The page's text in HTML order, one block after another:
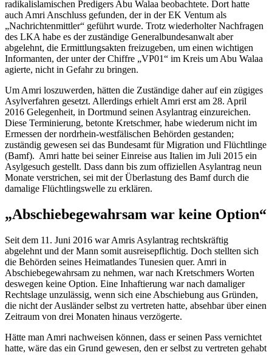
radikalislamischen Predigers Abu Walaa beobachtete. Dort hatte
auch Amri Anschluss gefunden, der in der EK Ventum als
„Nachrichtenmittler“ geführt wurde. Trotz wiederholter Nachfragen
des LKA habe es der zuständige Generalbundesanwalt aber
abgelehnt, die Ermittlungsakten freizugeben, um einen wichtigen
Informanten, der unter der Chiffre „VP01“ im Kreis um Abu Walaa
agierte, nicht in Gefahr zu bringen.
Um Amri loszuwerden, hätten die Zuständige daher auf ein zügiges
Asylverfahren gesetzt. Allerdings erhielt Amri erst am 28. April
2016 Gelegenheit, in Dortmund seinen Asylantrag einzureichen.
Diese Terminierung, betonte Kretschmer, habe wiederum nicht im
Ermessen der nordrhein-westfälischen Behörden gestanden;
zuständig gewesen sei das Bundesamt für Migration und Flüchtlinge
(Bamf). Amri hatte bei seiner Einreise aus Italien im Juli 2015 ein
Asylgesuch gestellt. Dass dann bis zum offiziellen Asylantrag neun
Monate verstrichen, sei mit der Überlastung des Bamf durch die
damalige Flüchtlingswelle zu erklären.
„Abschiebegewahrsam war keine Option“
Seit dem 11. Juni 2016 war Amris Asylantrag rechtskräftig
abgelehnt und der Mann somit ausreisepflichtig. Doch stellten sich
die Behörden seines Heimatlandes Tunesien quer. Amri in
Abschiebegewahrsam zu nehmen, war nach Kretschmers Worten
deswegen keine Option. Eine Inhaftierung war nach damaliger
Rechtslage unzulässig, wenn sich eine Abschiebung aus Gründen,
die nicht der Ausländer selbst zu vertreten hatte, absehbar über einen
Zeitraum von drei Monaten hinaus verzögerte.
Hätte man Amri nachweisen können, dass er seinen Pass vernichtet
hatte, wäre das ein Grund gewesen, den er selbst zu vertreten gehabt